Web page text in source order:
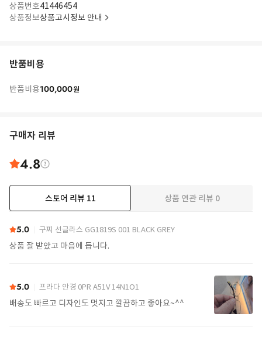
상품번호41446454
상품정보상품고시정보 안내
반품비용
반품비용100,000원
구매자 리뷰
4.8
스토어 리뷰 11 상품 연관 리뷰 0
5.0 구찌 선글라스 GG1819S 001 BLACK GREY
상품 잘 받았고 마음에 듭니다.
5.0 프라다 안경 0PR A51V 14N1O1
배송도 빠르고 디자인도 멋지고 깔끔하고 좋아요~^^